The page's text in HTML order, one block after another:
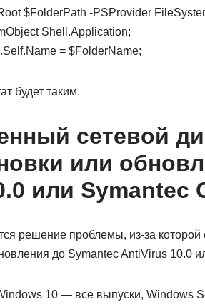
$FolderPath -PSProvider
Shell.Application;
= $FolderName;
будет таким.
сетевой
или
или Symantec
решение проблемы, из-за
до Symantec AntiVirus 10.0
10 — все выпуски, Windows